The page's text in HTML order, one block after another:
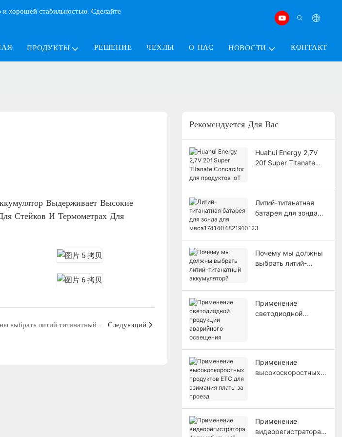
хорошей стабильностью. Сделайте
ПРОДУКТЫ РЕШЕНИЕ ЧЕХЛЫ О НАС НОВОСТИ КОНТАКТ
Выдерживает Высокие
Стейков И Термометрах Для
Почему мы должны выбрать литий-титанатный аккумулятор? Следующий
Рекомендуется Для Вас
Huahui Energy 2,7V
20f Super Titanate
Литий-титанатная
батарея для зонда
Почему мы должны
выбрать литий-
Применение
светодиодной
Применение
высокоскоростных
Применение
видеорегистратора